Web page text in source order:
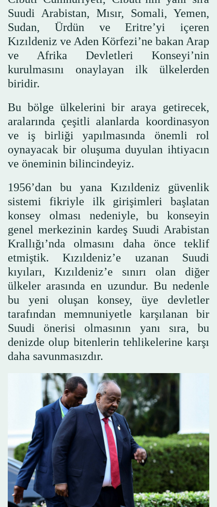
Suudi Arabistan, Mısır, Somali, Yemen,
Sudan, Ürdün ve Eritre’yi içeren
Kızıldeniz ve Aden Körfezi’ne bakan Arap
ve Afrika Devletleri Konseyi’nin
kurulmasını onaylayan ilk ülkelerden
biridir.
Bu bölge ülkelerini bir araya getirecek,
aralarında çeşitli alanlarda koordinasyon
ve iş birliği yapılmasında önemli rol
oynayacak bir oluşuma duyulan ihtiyacın
ve öneminin bilincindeyiz.
1956’dan bu yana Kızıldeniz güvenlik
sistemi fikriyle ilk girişimleri başlatan
konsey olması nedeniyle, bu konseyin
genel merkezinin kardeş Suudi Arabistan
Krallığı’nda olmasını daha önce teklif
etmiştik. Kızıldeniz’e uzanan Suudi
kıyıları, Kızıldeniz’e sınırı olan diğer
ülkeler arasında en uzundur. Bu nedenle
bu yeni oluşan konsey, üye devletler
tarafından memnuniyetle karşılanan bir
Suudi önerisi olmasının yanı sıra, bu
denizde olup bitenlerin tehlikelerine karşı
daha savunmasızdır.